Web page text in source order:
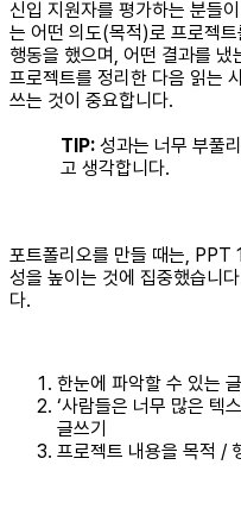
신입 지원자를 평가하는 분들
는 어떤 의도(목적)로 프로젝
행동을 했으며, 어떤 결과를 냈
프로젝트를 정리한 다음 읽는
쓰는 것이 중요합니다.
TIP: 성과는 너무 부풀
고 생각합니다.
포트폴리오를 만들 때는, PPT
성을 높이는 것에 집중했습니
다.
한눈에 파악할 수 있는
‘사람들은 너무 많은 텍
글쓰기
프로젝트 내용을 목적 /